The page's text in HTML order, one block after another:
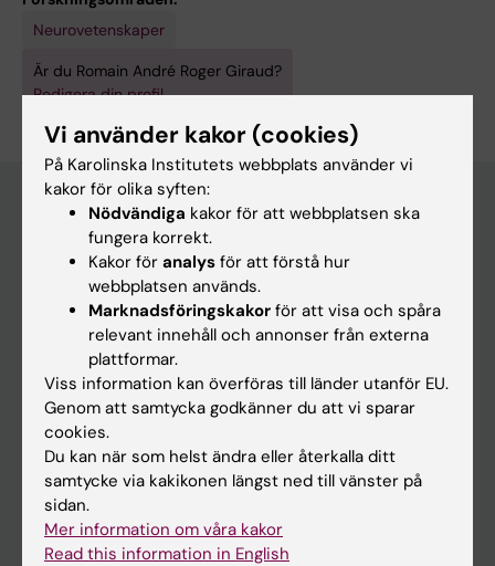
Neurovetenskaper
Är du Romain André Roger Giraud?
Redigera din profil
Huvudmeny
Utbildning
Forskarutbildning
Forskning
Om KI
På gång
Nyheter
Kalender
Vi använder kakor (cookies)
På Karolinska Institutets webbplats använder vi
kakor för olika syften:
Nödvändiga kakor för att webbplatsen ska
fungera korrekt.
Kakor för analys för att förstå hur
webbplatsen används.
Marknadsföringskakor för att visa och spåra
relevant innehåll och annonser från externa
plattformar.
Viss information kan överföras till länder utanför EU.
Genom att samtycka godkänner du att vi sparar
cookies.
Du kan när som helst ändra eller återkalla ditt
samtycke via kakikonen längst ned till vänster på
sidan.
Mer information om våra kakor
Read this information in English